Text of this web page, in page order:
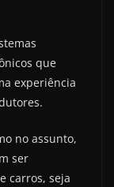
que
experiência
no assunto,
ser
carros, seja